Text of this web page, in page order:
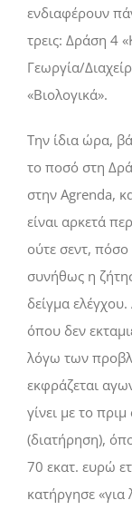
ενδιαφέρουν
τρεις: ∆ράση 4
Γεωργία/
«Βιολογικά».
Την ίδια ώρα,
το ποσό στη
στην Αgrenda,
είναι αρκετά
ούτε σεντ,
συνήθως η
δείγµα
όπου δεν
λόγω των
εκφράζεται
γίνει µε το
(διατήρηση),
70 εκατ. ευρώ
κατήργησε